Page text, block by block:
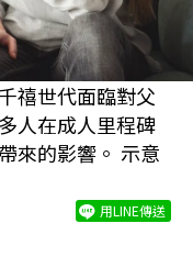
禧世代面臨對父
人在成人里程碑
來的影響。 示意
用LINE傳送